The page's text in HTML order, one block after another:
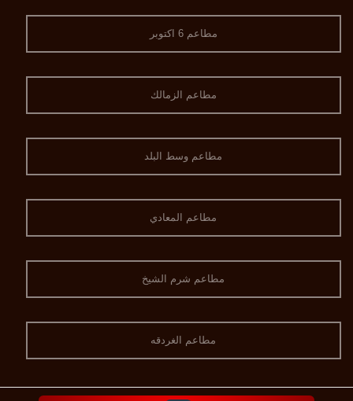
مطاعم 6 اكتوبر
مطاعم الزمالك
مطاعم وسط البلد
مطاعم المعادي
مطاعم شرم الشيخ
مطاعم الغردقه